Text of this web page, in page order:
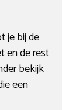
je bij de
en de rest
bekijk
een